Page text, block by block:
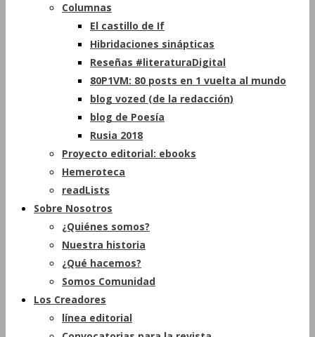
Columnas
El castillo de If
Hibridaciones sinápticas
Reseñas #literaturaDigital
80P1VM: 80 posts en 1 vuelta al mundo
blog vozed (de la redacción)
blog de Poesía
Rusia 2018
Proyecto editorial: ebooks
Hemeroteca
readLists
Sobre Nosotros
¿Quiénes somos?
Nuestra historia
¿Qué hacemos?
Somos Comunidad
Los Creadores
línea editorial